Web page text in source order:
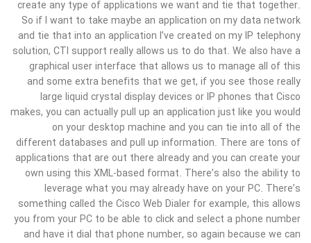
create any type of applications we want and tie that together.
So if I want to take maybe an application on my data network
and tie that into an application I’ve created on my IP telephony
solution, CTI support really allows us to do that. We also have a
graphical user interface that allows us to manage all of this
and some extra benefits that we get, if you see those really
large liquid crystal display devices or IP phones that Cisco
makes, you can actually pull up an application just like you would
on your desktop machine and you can tie into all of the
different databases and pull up information. There are tons of
applications that are out there already and you can create your
own using this XML-based format. There’s also the ability to
leverage what you may already have on your PC. There’s
something called the Cisco Web Dialer for example, this allows
you from your PC to be able to click and select a phone number
and have it dial that phone number, so again because we can